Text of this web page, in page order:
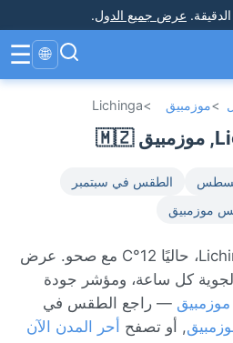
. عرض جميع الدول.
🌐
☰
>موزمبيق >
Lichinga
الطقس في سبتمبر
موزمبيق
الطقس المباشر في Lichinga، حاليًا 12°C مع صحو. عرض
الجوية كل ساعة، ومؤشر جودة
موزمبيق — راجع الطقس في
, أو تصفح أحر المدن الآن